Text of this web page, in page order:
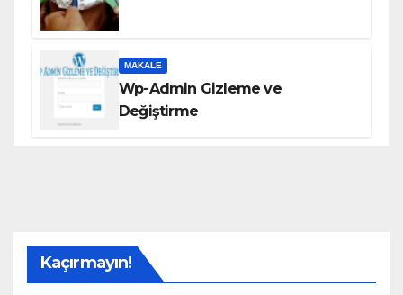
MAKALE
Wp-Admin Gizleme ve
Değiştirme
Kaçırmayın!